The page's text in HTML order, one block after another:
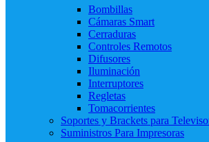
Bombillas
Cámaras Smart
Cerraduras
Controles Remotos
Difusores
Iluminación
Interruptores
Regletas
Tomacorrientes
Soportes y Brackets para
Suministros Para Impresoras